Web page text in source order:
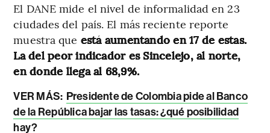
El DANE mide el nivel de informalidad en 23
ciudades del país. El más reciente reporte
muestra que está aumentando en 17 de estas.
La del peor indicador es Sincelejo, al norte,
en donde llega al 68,9%.
VER MÁS: Presidente de Colombia pide al Banco
de la República bajar las tasas: ¿qué posibilidad
hay?